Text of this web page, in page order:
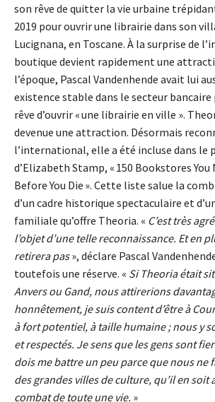
son rêve de quitter la vie urbaine
2019 pour ouvrir une librairie dans son
Lucignana, en Toscane. À la surprise de
boutique devient rapidement une
l’époque, Pascal Vandenhende avait lui
existence stable dans le secteur
rêve d’ouvrir « une librairie en ville ».
devenue une attraction. Désormais
l’international, elle a été incluse dans le
d’Elizabeth Stamp, « 150 Bookstores You
Before You Die ». Cette liste salue la
d’un cadre historique spectaculaire et
familiale qu’offre Theoria. « C’est très
l’objet d’une telle reconnaissance. Et en
retirera pas», déclare Pascal
toutefois une réserve. « Si Theoria était
Anvers ou Gand, nous attirerions
honnêtement, je suis content d’être à
à fort potentiel, à taille humaine ; nous y
et respectés. Je sens que les gens sont
dois me battre un peu parce que nous ne
des grandes villes de culture, qu’il en soit
combat de toute une vie. »